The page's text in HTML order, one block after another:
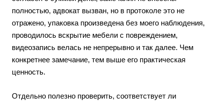
полностью, адвокат вызван, но в протоколе это не
отражено, упаковка произведена без моего наблюдения,
проводилось вскрытие мебели с повреждением,
видеозапись велась не непрерывно и так далее. Чем
конкретнее замечание, тем выше его практическая
ценность.
Отдельно полезно проверить, соответствует ли